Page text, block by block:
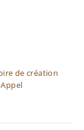
de création